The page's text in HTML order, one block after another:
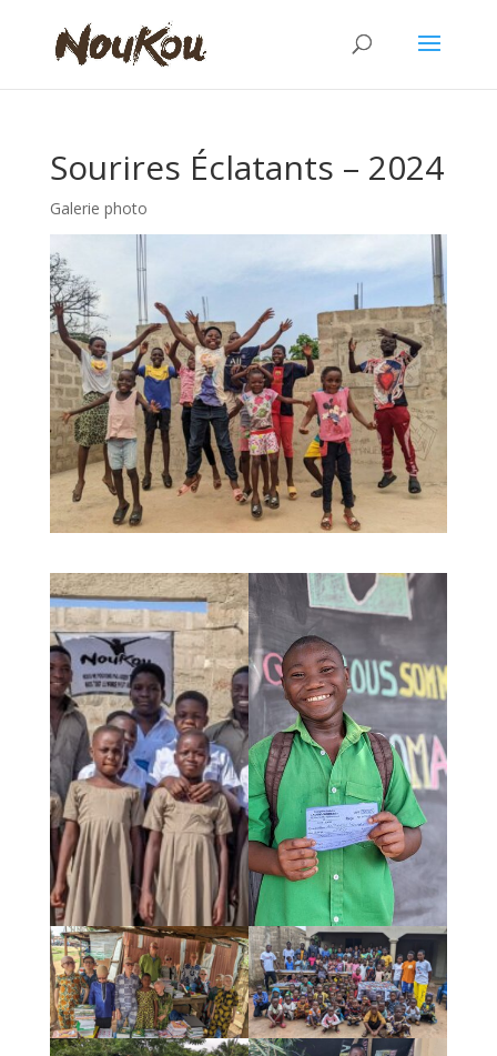
Sourires Éclatants – 2024
Galerie photo